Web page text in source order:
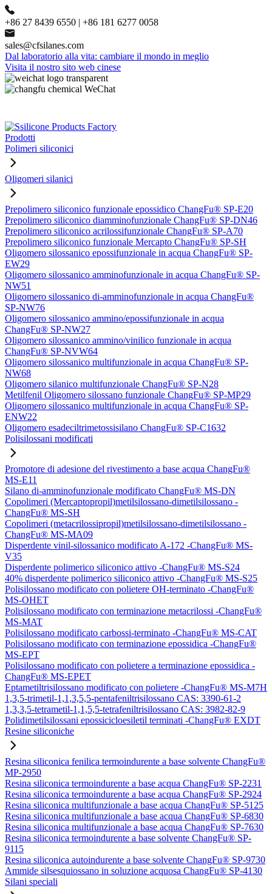
+86 27 8439 6550 | +86 181 6277 0058
sales@cfsilanes.com
Dal laboratorio alla vita: cambiare il mondo in meglio
Visita il nostro sito web cinese
Prodotti
Polimeri siliconici
Oligomeri silanici
Prepolimero siliconico funzionale epossidico ChangFu® SP-E20
Prepolimero siliconico diamminofunzionale ChangFu® SP-DN46
Prepolimero siliconico acrilossifunzionale ChangFu® SP-A70
Prepolimero siliconico funzionale Mercapto ChangFu® SP-SH
Oligomero silossanico epossifunzionale in acqua ChangFu® SP-
EW29
Oligomero silossanico amminofunzionale in acqua ChangFu® SP-
NW51
Oligomero silossanico di-amminofunzionale in acqua ChangFu®
SP-NW76
Oligomero silossanico ammino/epossifunzionale in acqua
ChangFu® SP-NW27
Oligomero silossanico ammino/vinilico funzionale in acqua
ChangFu® SP-NVW64
Oligomero silossanico multifunzionale in acqua ChangFu® SP-
NW68
Oligomero silanico multifunzionale ChangFu® SP-N28
Metilfenil Oligomero silossano funzionale ChangFu® SP-MP29
Oligomero silossanico multifunzionale in acqua ChangFu® SP-
ENW22
Oligomero esadeciltrimetossisilano ChangFu® SP-C1632
Polisilossani modificati
Promotore di adesione del rivestimento a base acqua ChangFu®
MS-E11
Silano di-amminofunzionale modificato ChangFu® MS-DN
Copolimeri (Mercaptopropil)metilsilossano-dimetilsilossano -
ChangFu® MS-SH
Copolimeri (metacrilossipropil)metilsilossano-dimetilsilossano -
ChangFu® MS-MA09
Disperdente vinil-silossanico modificato A-172 -ChangFu® MS-
V35
Disperdente polimerico siliconico attivo -ChangFu® MS-S24
40% disperdente polimerico siliconico attivo -ChangFu® MS-S25
Polisilossano modificato con polietere OH-terminato -ChangFu®
MS-OHET
Polisilossano modificato con terminazione metacrilossi -ChangFu®
MS-MAT
Polisilossano modificato carbossi-terminato -ChangFu® MS-CAT
Polisilossano modificato con terminazione epossidica -ChangFu®
MS-EPT
Polisilossano modificato con polietere a terminazione epossidica -
ChangFu® MS-EPET
Eptametiltrisilossano modificato con polietere -ChangFu® MS-M7H
1,3,5-trimetil-1,1,3,5,5-pentafeniltrisilossano CAS: 3390-61-2
1,3,3,5-tetrametil-1,1,5,5-tetrafeniltrisilossano CAS: 3982-82-9
Polidimetilsilossani epossicicloesiletil terminati -ChangFu® EXDT
Resine siliconiche
Resina siliconica fenilica termoindurente a base solvente ChangFu®
MP-2950
Resina siliconica termoindurente a base acqua ChangFu® SP-2231
Resina siliconica termoindurente a base acqua ChangFu® SP-2924
Resina siliconica multifunzionale a base acqua ChangFu® SP-5125
Resina siliconica multifunzionale a base acqua ChangFu® SP-6830
Resina siliconica multifunzionale a base acqua ChangFu® SP-7630
Resina siliconica termoindurente a base solvente ChangFu® SP-
9115
Resina siliconica autoindurente a base solvente ChangFu® SP-9730
Ammide silsesquiossano in soluzione acquosa ChangFu® SP-4130
Silani speciali